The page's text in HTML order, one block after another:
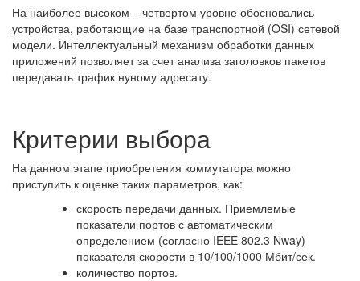
На наиболее высоком – четвертом уровне обосновались
устройства, работающие на базе транспортной (OSI) сетевой
модели. Интеллектуальный механизм обработки данных
приложений позволяет за счет анализа заголовков пакетов
передавать трафик нуному адресату.
Критерии выбора
На данном этапе приобретения коммутатора можно
приступить к оценке таких параметров, как:
скорость передачи данных. Приемлемые
показатели портов с автоматическим
определением (согласно IEEE 802.3 Nway)
показателя скорости в 10/100/1000 Мбит/сек.
количество портов.